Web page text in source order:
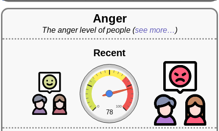
Anger
The anger level of people (see more…)
Recent
0 100
78